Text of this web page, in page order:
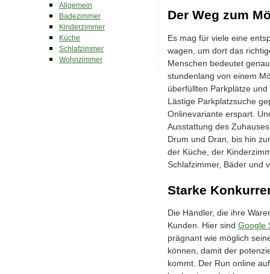
Der Weg zum
Es mag für viele eine
wagen, um dort das
Menschen bedeutet
stundenlang von einem
überfüllten Parkplätze
Lästige Parkplatzsuche
Onlinevariante erspart.
Ausstattung des
Drum und Dran, bis hin
der Küche, der
Schlafzimmer, Bäder und
Starke
Die Händler, die ihre
Kunden. Hier sind Google
prägnant wie möglich
können, damit der
kommt. Der Run online
Allgemein
Badezimmer
Kinderzimmer
Küche
Schlafzimmer
Wohnzimmer